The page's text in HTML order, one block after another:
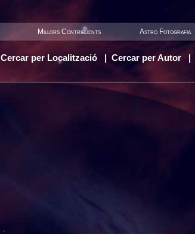
Millors Contribuents Astro Fotografia
Cercar per Localització Cercar per Autor